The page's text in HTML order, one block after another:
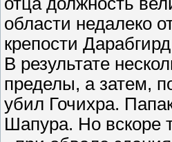
области недалеко
крепости
В результате
пределы, а затем,
убил Гочихра.
Шапура. Но вскоре